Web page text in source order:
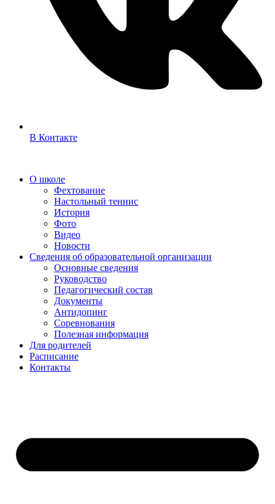
В Контакте
О школе
Фехтование
Настольный теннис
История
Фото
Видео
Новости
Сведения об образовательной организации
Основные сведения
Руководство
Педагогический состав
Документы
Антидопинг
Соревнования
Полезная информация
Для родителей
Расписание
Контакты